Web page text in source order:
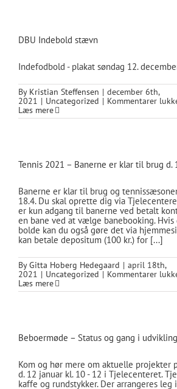
DBU Indebold stævn
Indefodbold - plakat søndag 12.
By Kristian Steffensen | december 6th,
2021 | Uncategorized | Kommentarer
Læs mere
Tennis 2021 – Banerne er klar til brug d.
Banerne er klar til brug og
18.4. Du skal oprette dig via
er kun adgang til banerne ved betalt
en bane ved at vælge banebooking. Hvis
bolde kan du også gøre det via
kan betale depositum (100 kr.) for [...]
ByGitta Hoberg Hedegaard | april 18th,
2021 | Uncategorized | Kommentarer
Læs mere
Beboermøde – Status og gang i
Kom og hør mere om aktuelle projekter
d. 12 januar kl. 10 - 12 i Tjelecenteret.
kaffe og rundstykker. Der arrangeres